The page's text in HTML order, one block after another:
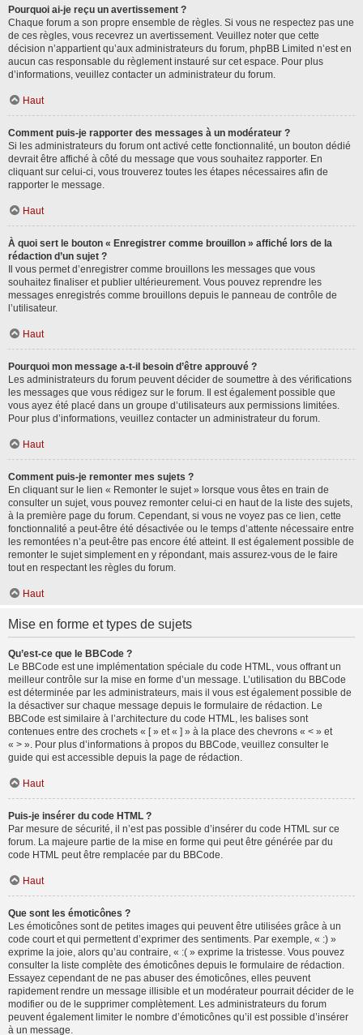
Pourquoi ai-je reçu un avertissement ?
Chaque forum a son propre ensemble de règles. Si vous ne respectez pas une
de ces règles, vous recevrez un avertissement. Veuillez noter que cette
décision n’appartient qu’aux administrateurs du forum, phpBB Limited n’est en
aucun cas responsable du règlement instauré sur cet espace. Pour plus
d’informations, veuillez contacter un administrateur du forum.
Haut
Comment puis-je rapporter des messages à un modérateur ?
Si les administrateurs du forum ont activé cette fonctionnalité, un bouton dédié
devrait être affiché à côté du message que vous souhaitez rapporter. En
cliquant sur celui-ci, vous trouverez toutes les étapes nécessaires afin de
rapporter le message.
Haut
À quoi sert le bouton « Enregistrer comme brouillon » affiché lors de la
rédaction d’un sujet ?
Il vous permet d’enregistrer comme brouillons les messages que vous
souhaitez finaliser et publier ultérieurement. Vous pouvez reprendre les
messages enregistrés comme brouillons depuis le panneau de contrôle de
l’utilisateur.
Haut
Pourquoi mon message a-t-il besoin d’être approuvé ?
Les administrateurs du forum peuvent décider de soumettre à des vérifications
les messages que vous rédigez sur le forum. Il est également possible que
vous ayez été placé dans un groupe d’utilisateurs aux permissions limitées.
Pour plus d’informations, veuillez contacter un administrateur du forum.
Haut
Comment puis-je remonter mes sujets ?
En cliquant sur le lien « Remonter le sujet » lorsque vous êtes en train de
consulter un sujet, vous pouvez remonter celui-ci en haut de la liste des sujets,
à la première page du forum. Cependant, si vous ne voyez pas ce lien, cette
fonctionnalité a peut-être été désactivée ou le temps d’attente nécessaire entre
les remontées n’a peut-être pas encore été atteint. Il est également possible de
remonter le sujet simplement en y répondant, mais assurez-vous de le faire
tout en respectant les règles du forum.
Haut
Mise en forme et types de sujets
Qu’est-ce que le BBCode ?
Le BBCode est une implémentation spéciale du code HTML, vous offrant un
meilleur contrôle sur la mise en forme d’un message. L’utilisation du BBCode
est déterminée par les administrateurs, mais il vous est également possible de
la désactiver sur chaque message depuis le formulaire de rédaction. Le
BBCode est similaire à l’architecture du code HTML, les balises sont
contenues entre des crochets « [ » et « ] » à la place des chevrons « < » et
« > ». Pour plus d’informations à propos du BBCode, veuillez consulter le
guide qui est accessible depuis la page de rédaction.
Haut
Puis-je insérer du code HTML ?
Par mesure de sécurité, il n’est pas possible d’insérer du code HTML sur ce
forum. La majeure partie de la mise en forme qui peut être générée par du
code HTML peut être remplacée par du BBCode.
Haut
Que sont les émoticônes ?
Les émoticônes sont de petites images qui peuvent être utilisées grâce à un
code court et qui permettent d’exprimer des sentiments. Par exemple, « :) »
exprime la joie, alors qu’au contraire, « :( » exprime la tristesse. Vous pouvez
consulter la liste complète des émoticônes depuis le formulaire de rédaction.
Essayez cependant de ne pas abuser des émoticônes, elles peuvent
rapidement rendre un message illisible et un modérateur pourrait décider de le
modifier ou de le supprimer complètement. Les administrateurs du forum
peuvent également limiter le nombre d’émoticônes qu’il est possible d’insérer
à un message.